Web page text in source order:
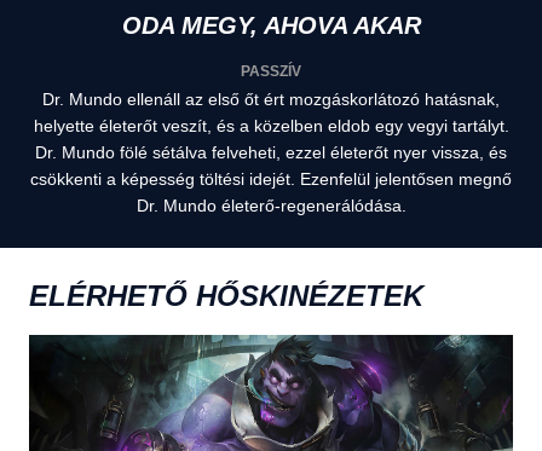
ODA MEGY, AHOVA AKAR
PASSZÍV
Dr. Mundo ellenáll az első őt ért mozgáskorlátozó hatásnak,
helyette életerőt veszít, és a közelben eldob egy vegyi tartályt.
Dr. Mundo fölé sétálva felveheti, ezzel életerőt nyer vissza, és
csökkenti a képesség töltési idejét. Ezenfelül jelentősen megnő
Dr. Mundo életerő-regenerálódása.
ELÉRHETŐ HŐSKINÉZETEK